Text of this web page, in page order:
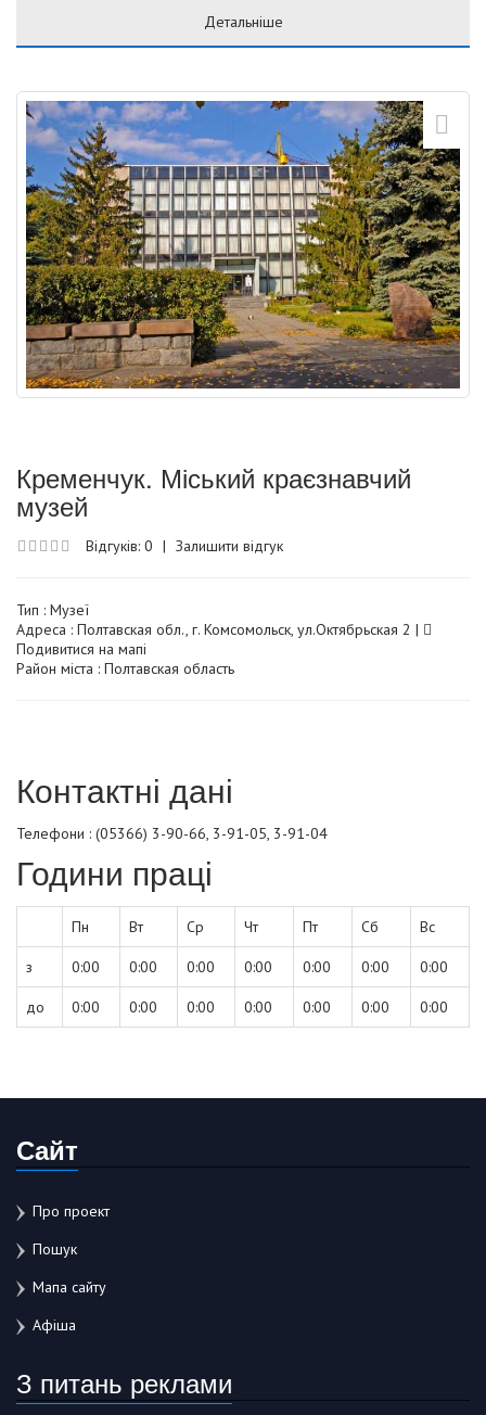
Детальніше
Кременчук. Міський краєзнавчий
музей
Відгуків: 0 | Залишити відгук
Тип : Музеї
Адреса : Полтавская обл., г. Комсомольск, ул.Октябрьская 2 |
Подивитися на мапі
Район міста : Полтавская область
Контактні дані
Телефони : (05366) 3-90-66, 3-91-05, 3-91-04
Години праці
Пн Вт Ср Чт Пт Сб Вс
з 0:00 0:00 0:00 0:00 0:00 0:00 0:00
до 0:00 0:00 0:00 0:00 0:00 0:00 0:00
Сайт
Про проект
Пошук
Мапа сайту
Афіша
З питань реклами